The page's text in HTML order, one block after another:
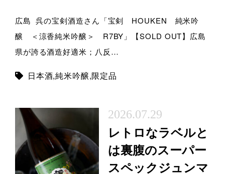
広島 呉の宝剣酒造さん「宝剣 HOUKEN 純米吟
醸 ＜涼香純米吟醸＞ R7BY」【SOLD OUT】広島
県が誇る酒造好適米；八反…
日本酒,純米吟醸,限定品
2026.07.29
レトロなラベルと
は裏腹のスーパー
スペックジュンマ